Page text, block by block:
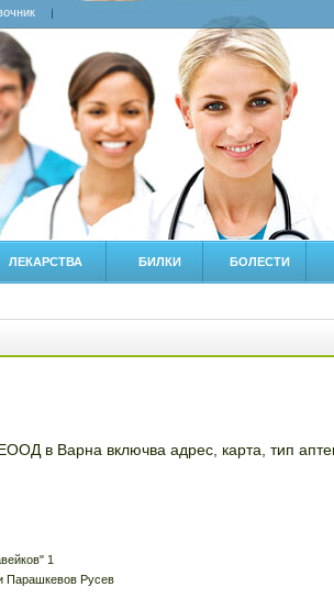
ЛЕКАРСТВА БИЛКИ БОЛЕСТИ
в Варна включва адрес, карта, тип
1
Парашкевов Русев